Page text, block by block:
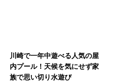
川崎で一年中遊べる人気の屋
内プール！天候を気にせず家
族で思い切り水遊び